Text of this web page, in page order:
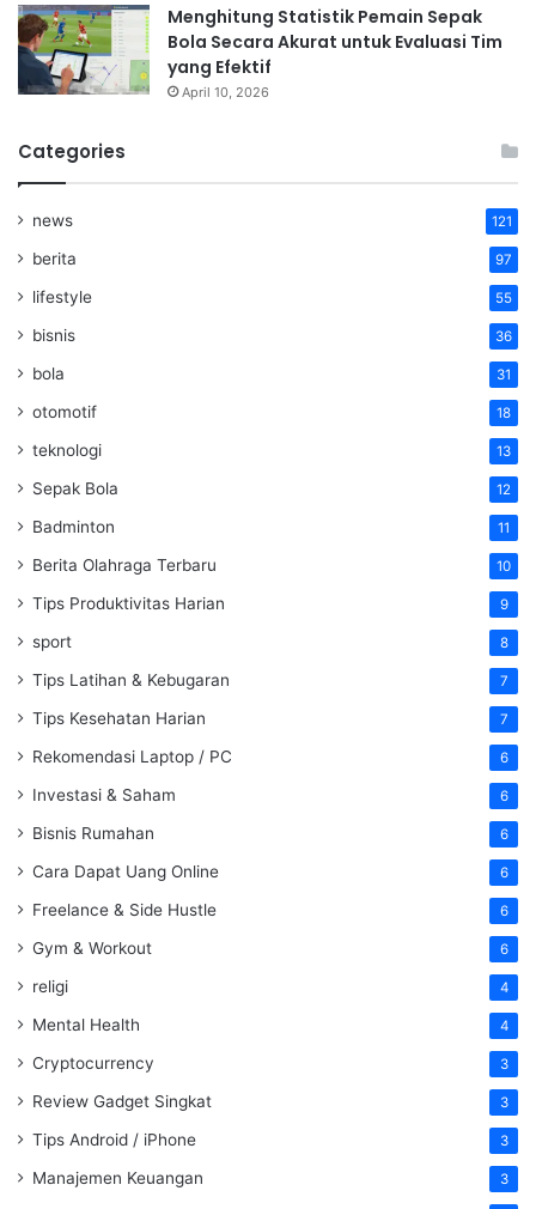
Menghitung Statistik Pemain Sepak
Bola Secara Akurat untuk Evaluasi Tim
yang Efektif
April 10, 2026
Categories
news 121
berita 97
lifestyle 55
bisnis 36
bola 31
otomotif 18
teknologi 13
Sepak Bola 12
Badminton 11
Berita Olahraga Terbaru 10
Tips Produktivitas Harian 9
sport 8
Tips Latihan & Kebugaran 7
Tips Kesehatan Harian 7
Rekomendasi Laptop / PC 6
Investasi & Saham 6
Bisnis Rumahan 6
Cara Dapat Uang Online 6
Freelance & Side Hustle 6
Gym & Workout 6
religi 4
Mental Health 4
Cryptocurrency 3
Review Gadget Singkat 3
Tips Android / iPhone 3
Manajemen Keuangan 3